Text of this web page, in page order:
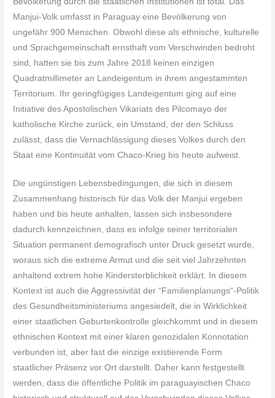
Manjui-Volk umfasst in Paraguay eine Bevölkerung von
ungefähr 900 Menschen. Obwohl diese als ethnische, kulturelle
und Sprachgemeinschaft ernsthaft vom Verschwinden bedroht
sind, hatten sie bis zum Jahre 2018 keinen einzigen
Quadratmillimeter an Landeigentum in ihrem angestammten
Territorium. Ihr geringfügiges Landeigentum ging auf eine
Initiative des Apostolischen Vikariats des Pilcomayo der
katholische Kirche zurück, ein Umstand, der den Schluss
zulässt, dass die Vernachlässigung dieses Volkes durch den
Staat eine Kontinuität vom Chaco-Krieg bis heute aufweist.
Die ungünstigen Lebensbedingungen, die sich in diesem
Zusammenhang historisch für das Volk der Manjui ergeben
haben und bis heute anhalten, lassen sich insbesondere
dadurch kennzeichnen, dass es infolge seiner territorialen
Situation permanent demografisch unter Druck gesetzt wurde,
woraus sich die extreme Armut und die seit viel Jahrzehnten
anhaltend extrem hohe Kindersterblichkeit erklärt. In diesem
Kontext ist auch die Aggressivität der “Familienplanungs“-Politik
des Gesundheitsministeriums angesiedelt, die in Wirklichkeit
einer staatlichen Geburtenkontrolle gleichkommt und in diesem
ethnischen Kontext mit einer klaren genozidalen Konnotation
verbunden ist, aber fast die einzige existierende Form
staatlicher Präsenz vor Ort darstellt. Daher kann festgestellt
werden, dass die öffentliche Politik im paraguayischen Chaco